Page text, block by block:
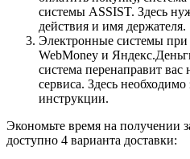
системы ASSIST. Здесь
действия и имя держателя.
Электронные системы при
WebMoney и
система перенаправит
сервиса. Здесь
инструкции.
Экономьте время на получении
доступно 4 варианта доставки: